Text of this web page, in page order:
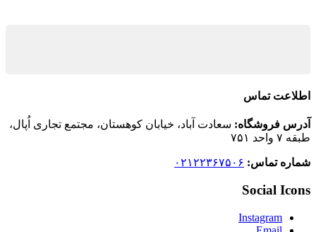
اطلاعت تماس
آدرس فروشگاه: سعادت آباد، خیابان کوهستان، مجتمع تجاری اُپال،
طبقه ۷ واحد ۷۵۱
شماره تماس: ۰۲۱۲۲۳۶۷۵۰۶
Social Icons
Instagram